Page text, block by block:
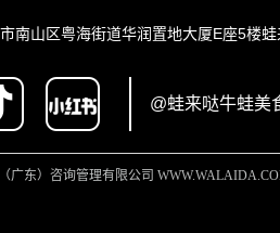
南山区粤海街道华润置地大厦E座5楼蛙
@蛙来哒牛蛙美
广东）咨询管理有限公司